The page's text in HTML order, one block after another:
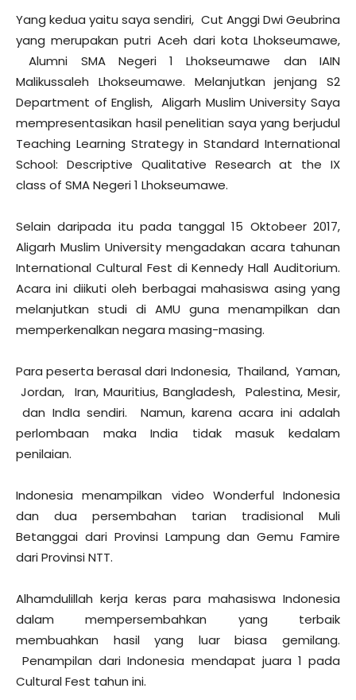
Yang kedua yaitu saya sendiri, Cut Anggi Dwi Geubrina
yang merupakan putri Aceh dari kota Lhokseumawe,
Alumni SMA Negeri 1 Lhokseumawe dan IAIN
Malikussaleh Lhokseumawe. Melanjutkan jenjang S2
Department of English, Aligarh Muslim University Saya
mempresentasikan hasil penelitian saya yang berjudul
Teaching Learning Strategy in Standard International
School: Descriptive Qualitative Research at the IX
class of SMA Negeri 1 Lhokseumawe.
Selain daripada itu pada tanggal 15 Oktobeer 2017,
Aligarh Muslim University mengadakan acara tahunan
International Cultural Fest di Kennedy Hall Auditorium.
Acara ini diikuti oleh berbagai mahasiswa asing yang
melanjutkan studi di AMU guna menampilkan dan
memperkenalkan negara masing-masing.
Para peserta berasal dari Indonesia, Thailand, Yaman,
Jordan, Iran, Mauritius, Bangladesh, Palestina, Mesir,
dan IndIa sendiri. Namun, karena acara ini adalah
perlombaan maka India tidak masuk kedalam
penilaian.
Indonesia menampilkan video Wonderful Indonesia
dan dua persembahan tarian tradisional Muli
Betanggai dari Provinsi Lampung dan Gemu Famire
dari Provinsi NTT.
Alhamdulillah kerja keras para mahasiswa Indonesia
dalam mempersembahkan yang terbaik
membuahkan hasil yang luar biasa gemilang.
Penampilan dari Indonesia mendapat juara 1 pada
Cultural Fest tahun ini.